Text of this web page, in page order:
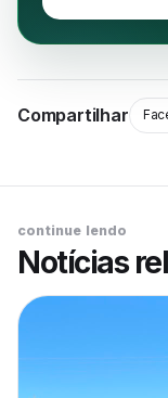
Compartilhar
continue lendo
Notícias